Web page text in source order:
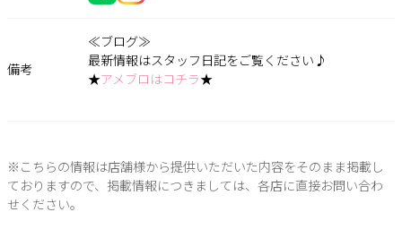
備考
≪ブログ≫
最新情報はスタッフ日記をご覧ください♪
★アメブロはコチラ★
※こちらの情報は店舗様から提供いただいた内容をそのまま掲載し
ておりますので、掲載情報につきましては、各店に直接お問い合わ
せください。